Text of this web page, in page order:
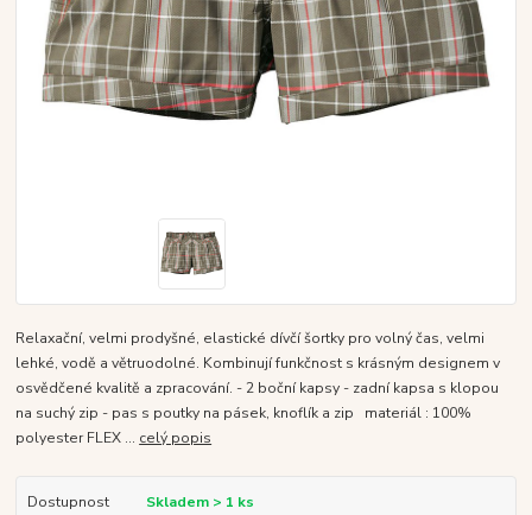
Relaxační, velmi prodyšné, elastické dívčí šortky pro volný čas, velmi
lehké, vodě a větruodolné. Kombinují funkčnost s krásným designem v
osvědčené kvalitě a zpracování. - 2 boční kapsy - zadní kapsa s klopou
na suchý zip - pas s poutky na pásek, knoflík a zip materiál : 100%
polyester FLEX ... celý popis
Dostupnost
Skladem > 1 ks